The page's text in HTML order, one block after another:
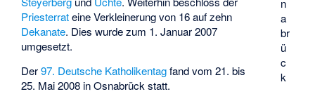
n
a
br
ü
c
k
Priesterrateine Verkleinerung von 16 auf zehn
Dekanate. Dies wurde zum 1. Januar 2007
umgesetzt.
Der97. Deutsche Katholikentagfand vom 21. bis
25. Mai 2008 in Osnabrück statt.